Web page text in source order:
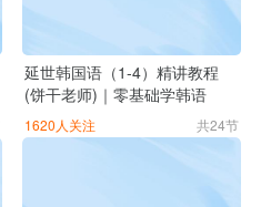
延世韩国语（1-4）精讲教程
(饼干老师)｜零基础学韩语
1620人关注 共24节